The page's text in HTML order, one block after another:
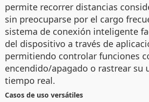
permite recorrer distancias
sin preocuparse por el cargo
sistema de conexión inteligente
del dispositivo a través de
permitiendo controlar funciones
encendido/apagado o rastrear su
tiempo real.
Casos de uso versátiles